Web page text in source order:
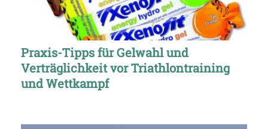
Praxis-Tipps für Gelwahl und
Verträglichkeit vor Triathlontraining
und Wettkampf